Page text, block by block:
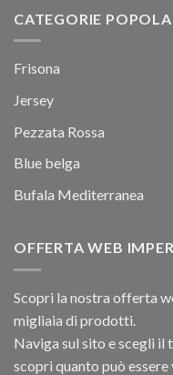
CATEGORIE
Frisona
Jersey
Pezzata Rossa
Blue belga
Bufala Mediterranea
OFFERTA WEB
Scopri la nostra offerta
migliaia di prodotti.
Naviga sul sito e scegli
scopri quanto può